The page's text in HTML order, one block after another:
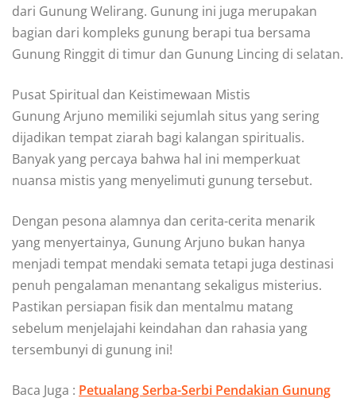
dari Gunung Welirang. Gunung ini juga merupakan
bagian dari kompleks gunung berapi tua bersama
Gunung Ringgit di timur dan Gunung Lincing di selatan.
Pusat Spiritual dan Keistimewaan Mistis
Gunung Arjuno memiliki sejumlah situs yang sering
dijadikan tempat ziarah bagi kalangan spiritualis.
Banyak yang percaya bahwa hal ini memperkuat
nuansa mistis yang menyelimuti gunung tersebut.
Dengan pesona alamnya dan cerita-cerita menarik
yang menyertainya, Gunung Arjuno bukan hanya
menjadi tempat mendaki semata tetapi juga destinasi
penuh pengalaman menantang sekaligus misterius.
Pastikan persiapan fisik dan mentalmu matang
sebelum menjelajahi keindahan dan rahasia yang
tersembunyi di gunung ini!
Baca Juga : Petualang Serba-Serbi Pendakian Gunung